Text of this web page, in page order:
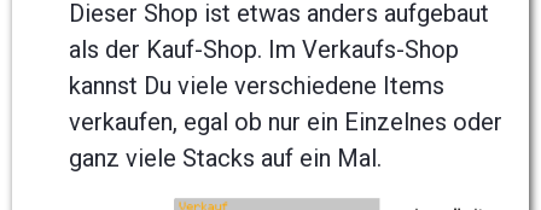
Dieser Shop ist etwas anders aufgebaut
als der Kauf-Shop. Im Verkaufs-Shop
kannst Du viele verschiedene Items
verkaufen, egal ob nur ein Einzelnes oder
ganz viele Stacks auf ein Mal.